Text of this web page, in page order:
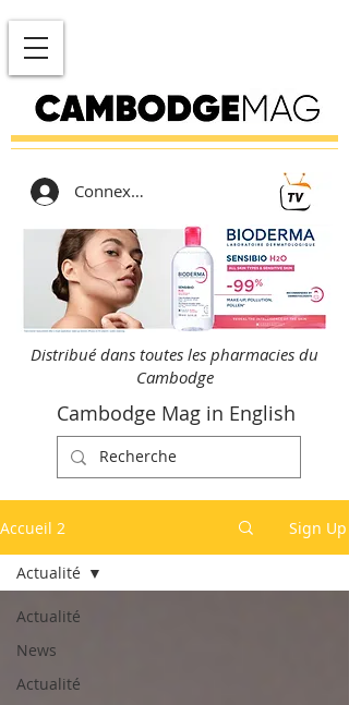
Connexion
Distribué dans toutes les pharmacies du
Cambodge
Cambodge Mag in English
Accueil 2 Sign Up
Actualité
News
Actualité
Actualité